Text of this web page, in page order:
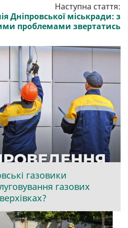
Наступна стаття:
Дніпровської міськради: з
проблемами звертатись
газовики
газових